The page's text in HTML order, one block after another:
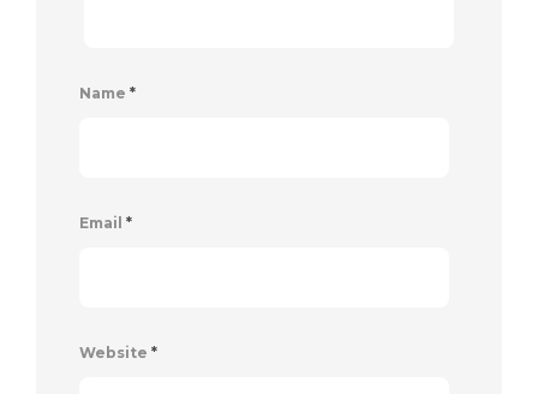
Name *
Email *
Website *